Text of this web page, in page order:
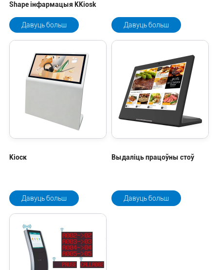
Shape інфармацыя KKiosk
Давуць больш Давуць больш
Кіоск
Давуць больш
Выдаліць працоўны стоў
Давуць больш